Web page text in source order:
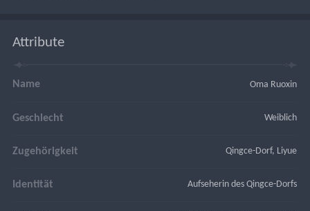
Attribute
Name Oma Ruoxin
Geschlecht Weiblich
Zugehörigkeit Qingce-Dorf, Liyue
Identität Aufseherin des Qingce-Dorfs